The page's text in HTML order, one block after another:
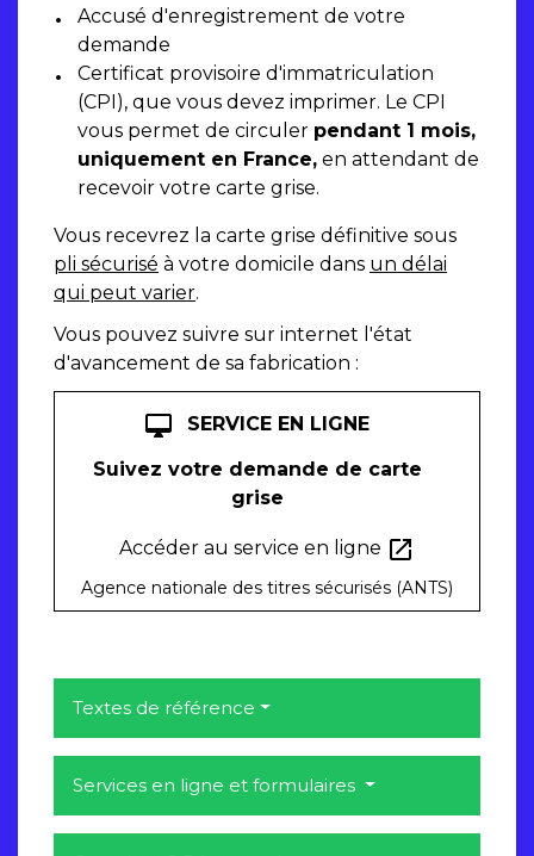
Accusé d'enregistrement de votre
demande
Certificat provisoire d'immatriculation
(CPI), que vous devez imprimer. Le CPI
vous permet de circuler pendant 1 mois,
uniquement en France, en attendant de
recevoir votre carte grise.
Vous recevrez la carte grise définitive sous
pli sécurisé à votre domicile dans un délai
qui peut varier.
Vous pouvez suivre sur internet l'état
d'avancement de sa fabrication :
desktop_mac
SERVICE EN LIGNE
Suivez votre demande de carte
grise
Accéder au service en ligne open_in_new
Agence nationale des titres sécurisés (ANTS)
Textes de référence
Services en ligne et formulaires